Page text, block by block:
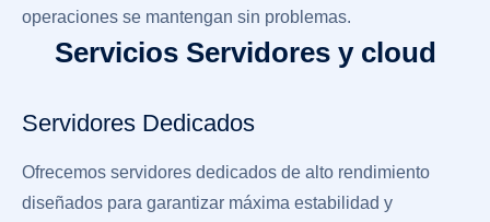
operaciones se mantengan sin problemas.
Servicios Servidores y cloud
Servidores Dedicados
Ofrecemos servidores dedicados de alto rendimiento
diseñados para garantizar máxima estabilidad y